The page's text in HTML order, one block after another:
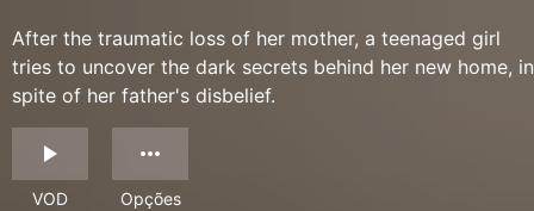
After the traumatic loss of her mother, a teenaged girl
tries to uncover the dark secrets behind her new home, in
spite of her father's disbelief.
VOD Opções